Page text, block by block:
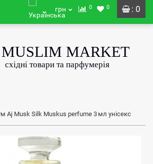
: 0
грн 0 0
Aj Musk Silk Muskus perfume 3 мл унісекс